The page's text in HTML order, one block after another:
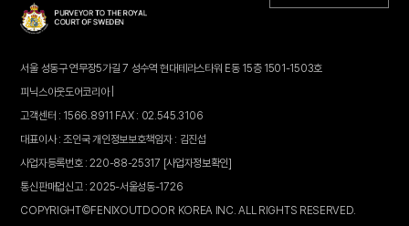
서울 성동구 연무장5가길 7 성수역 현대테라스타워 E동 15층 1501-1503호
피닉스아웃도어코리아 |
고객센터 : 1566.8911 FAX : 02.545.3106
대표이사 : 조인국 개인정보보호책임자 : 김진섭
사업자등록번호 : 220-88-25317 [사업자정보확인]
통신판매업신고 : 2025-서울성동-1726
COPYRIGHT©FENIXOUTDOOR KOREA INC. ALL RIGHTS RESERVED.